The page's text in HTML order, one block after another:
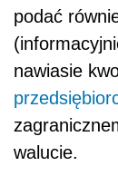
podać
nawiasie
walucie.